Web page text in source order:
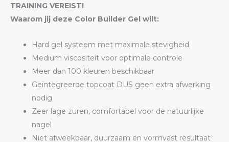
TRAINING VEREIST!
Waarom jij deze Color Builder Gel wilt:
Hard gel systeem met maximale stevigheid
Medium viscositeit voor optimale controle
Meer dan 100 kleuren beschikbaar
Geïntegreerde topcoat DUS geen extra afwerking
nodig
Zeer lage zuren, comfortabel voor de natuurlijke
nagel
Niet afweekbaar, duurzaam en vormvast resultaat